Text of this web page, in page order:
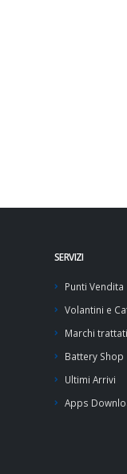
SERVIZI
Punti Vendita
Volantini e
Marchi trattati
Battery Shop
Ultimi Arrivi
Apps